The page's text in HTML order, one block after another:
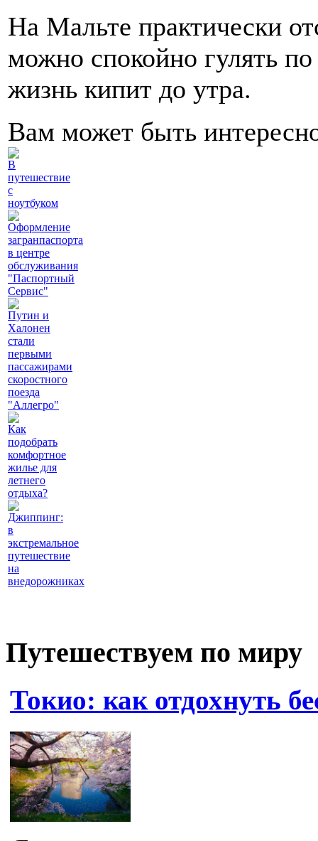
На Мальте практически
можно спокойно гулять
жизнь кипит до утра.
Вам может быть
В
путешествие
с
ноутбуком
Оформление
загранпаспорта
в центре
обслуживания
"Паспортный
Сервис"
Путин и
Халонен
стали
первыми
пассажирами
скоростного
поезда
"Аллегро"
Как
подобрать
комфортное
жилье для
летнего
отдыха?
Джиппинг:
в
экстремальное
путешествие
на
внедорожниках
Путешествуем по миру
Токио: как отдохнуть